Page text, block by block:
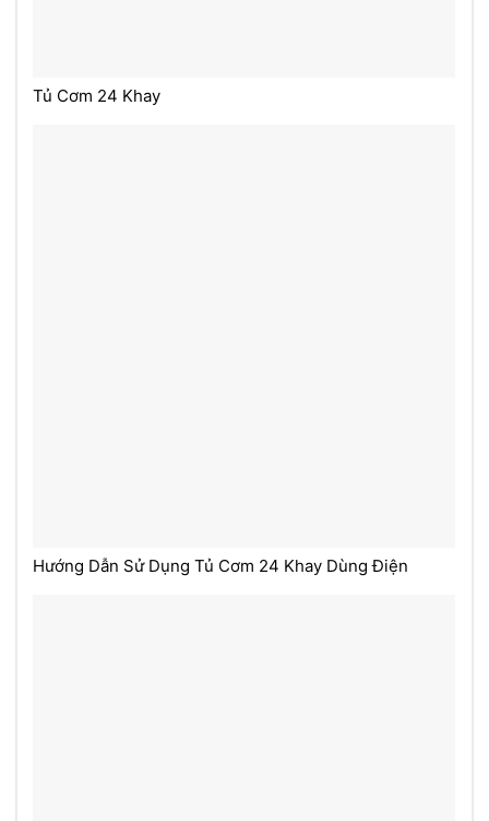
Tủ Cơm 24 Khay
Hướng Dẫn Sử Dụng Tủ Cơm 24 Khay Dùng Điện